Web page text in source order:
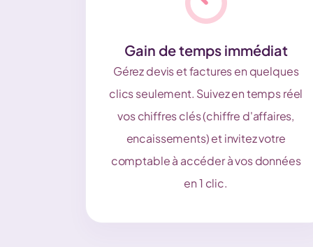
Gain de temps immédiat
Gérez devis et factures en quelques
clics seulement. Suivez en temps réel
vos chiffres clés (chiffre d'affaires,
encaissements) et invitez votre
comptable à accéder à vos données
en 1 clic.